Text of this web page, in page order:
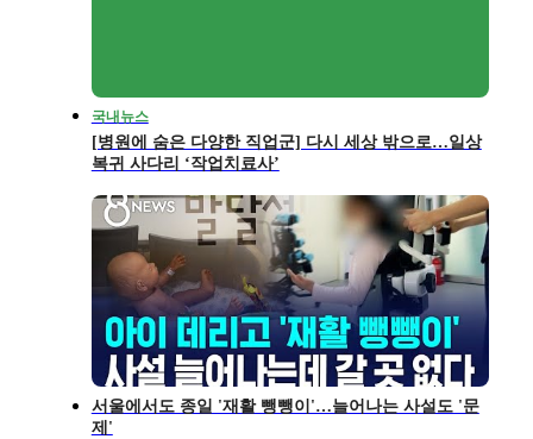
국내뉴스
[병원에 숨은 다양한 직업군] 다시 세상 밖으로…일상
복귀 사다리 ‘작업치료사’
서울에서도 종일 '재활 뺑뺑이'…늘어나는 사설도 '문
제'